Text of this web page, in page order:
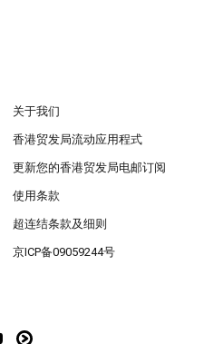
关于我们
香港贸发局流动应用程式
更新您的香港贸发局电邮订阅
使用条款
超连结条款及细则
京ICP备09059244号